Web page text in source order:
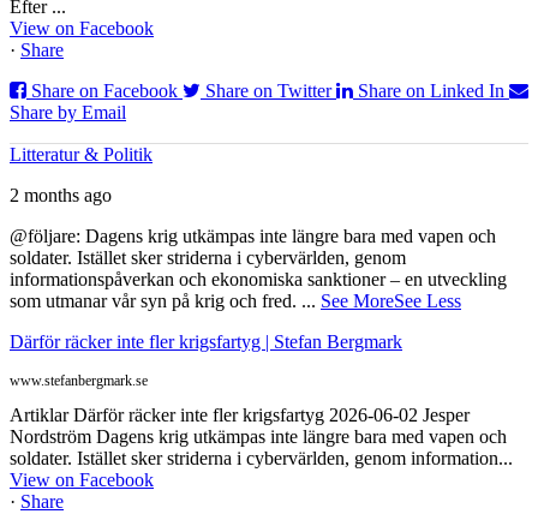
Efter ...
View on Facebook
· Share
Share on Facebook
Share on Twitter
Share on Linked In
Share by Email
Litteratur & Politik
2 months ago
@följare: Dagens krig utkämpas inte längre bara med vapen och
soldater. Istället sker striderna i cybervärlden, genom
informationspåverkan och ekonomiska sanktioner – en utveckling
som utmanar vår syn på krig och fred. ... See MoreSee Less
Därför räcker inte fler krigsfartyg | Stefan Bergmark
www.stefanbergmark.se
Artiklar Därför räcker inte fler krigsfartyg 2026-06-02 Jesper
Nordström Dagens krig utkämpas inte längre bara med vapen och
soldater. Istället sker striderna i cybervärlden, genom information...
View on Facebook
· Share